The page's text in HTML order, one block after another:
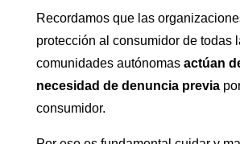
Recordamos que las
protección al consumidor de todas
comunidades autónomas actúan
necesidad de denuncia previa
consumidor.